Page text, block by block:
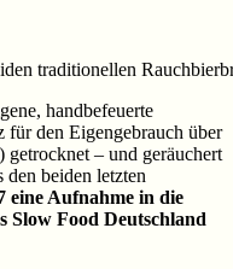
traditionellen
handbefeuerte
für den Eigengebrauch über
– und geräuchert
beiden letzten
eine Aufnahme in die
Slow Food Deutschland